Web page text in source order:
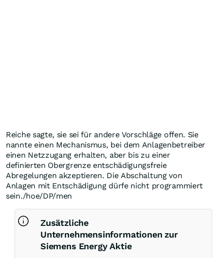
Reiche sagte, sie sei für andere Vorschläge offen. Sie
nannte einen Mechanismus, bei dem Anlagenbetreiber
einen Netzzugang erhalten, aber bis zu einer
definierten Obergrenze entschädigungsfreie
Abregelungen akzeptieren. Die Abschaltung von
Anlagen mit Entschädigung dürfe nicht programmiert
sein./hoe/DP/men
Zusätzliche
Unternehmensinformationen zur
Siemens Energy Aktie